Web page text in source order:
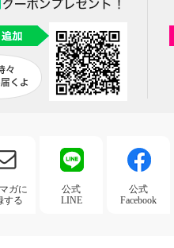
ガに
する
公式
LINE
公式
Facebook